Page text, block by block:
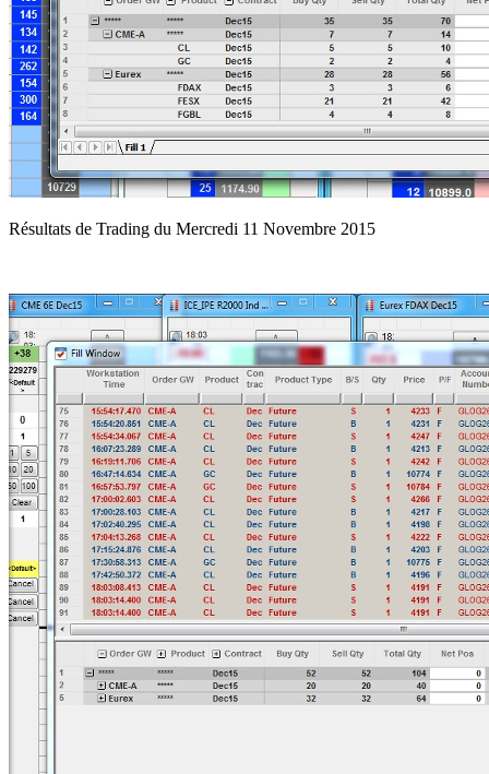
Résultats de Trading du Mercredi 11 Novembre 2015